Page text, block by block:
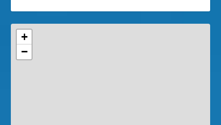
+
−